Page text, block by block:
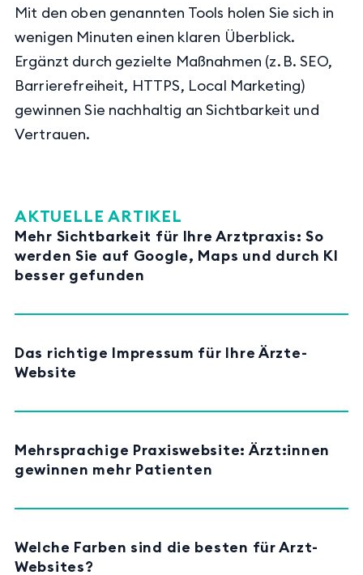
Mit den oben genannten Tools holen Sie sich in
wenigen Minuten einen klaren Überblick.
Ergänzt durch gezielte Maßnahmen (z. B. SEO,
Barrierefreiheit, HTTPS, Local Marketing)
gewinnen Sie nachhaltig an Sichtbarkeit und
Vertrauen.
AKTUELLE ARTIKEL
Mehr Sichtbarkeit für Ihre Arztpraxis: So
werden Sie auf Google, Maps und durch KI
besser gefunden
Das richtige Impressum für Ihre Ärzte-
Website
Mehrsprachige Praxiswebsite: Ärzt:innen
gewinnen mehr Patienten
Welche Farben sind die besten für Arzt-
Websites?